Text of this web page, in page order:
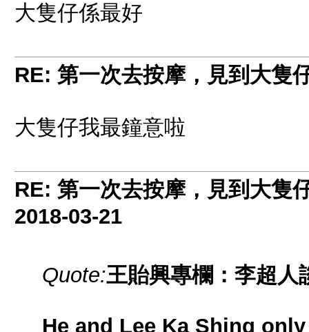
大隻仔係最好
RE: 第一次去按摩，見到大隻
大隻仔我最鐘意啦
RE: 第一次去按摩，見到大隻
2018-03-21
Quote:王貽興專欄：李超人
He and Lee Ka Shing